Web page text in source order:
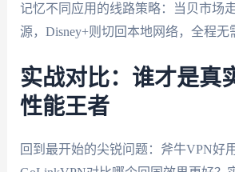
记忆不同应用的线路策略：当贝市场
源，Disney+则切回本地网络，全程无
实战对比：谁才是真
性能王者
回到最开始的尖锐问题：斧牛VPN好